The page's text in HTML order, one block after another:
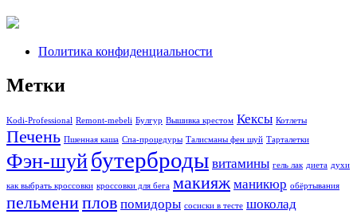
Политика конфиденциальности
Метки
Kodi-Professional Remont-mebeli Булгур Вышивка крестом Кексы Котлеты
Печень Пшенная каша Спа-процедуры Талисманы фен шуй Тарталетки
Фэн-шуйбутерброды витамины гель лак диета духи
как выбрать кроссовки кроссовки для бега макияж маникюр обёртывания
пельмениплов помидоры сосиски в тесте шоколад